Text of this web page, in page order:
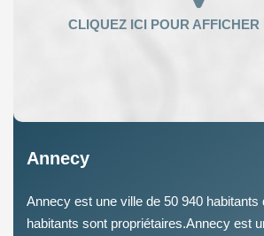
Annecy
Annecy est une ville de 50 940 habitants
habitants sont propriétaires.Annecy est